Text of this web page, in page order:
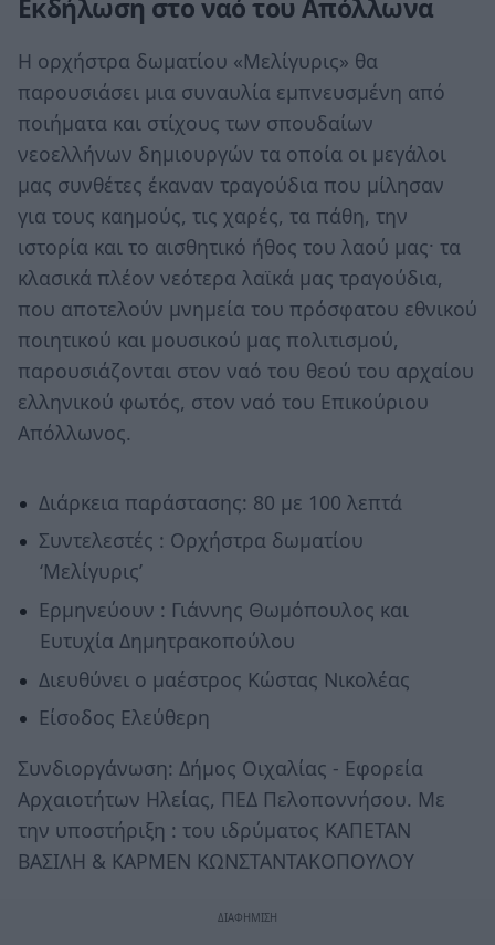
Εκδήλωση στο ναό του Απόλλωνα
Η ορχήστρα δωματίου «Μελίγυρις» θα
παρουσιάσει μια συναυλία εμπνευσμένη από
ποιήματα και στίχους των σπουδαίων
νεοελλήνων δημιουργών τα οποία οι μεγάλοι
μας συνθέτες έκαναν τραγούδια που μίλησαν
για τους καημούς, τις χαρές, τα πάθη, την
ιστορία και το αισθητικό ήθος του λαού μας· τα
κλασικά πλέον νεότερα λαϊκά μας τραγούδια,
που αποτελούν μνημεία του πρόσφατου εθνικού
ποιητικού και μουσικού μας πολιτισμού,
παρουσιάζονται στον ναό του θεού του αρχαίου
ελληνικού φωτός, στον ναό του Επικούριου
Απόλλωνος.
Διάρκεια παράστασης: 80 με 100 λεπτά
Συντελεστές : Ορχήστρα δωματίου
‘Μελίγυρις’
Ερμηνεύουν : Γιάννης Θωμόπουλος και
Ευτυχία Δημητρακοπούλου
Διευθύνει ο μαέστρος Κώστας Νικολέας
Είσοδος Ελεύθερη
Συνδιοργάνωση: Δήμος Οιχαλίας - Εφορεία
Αρχαιοτήτων Ηλείας, ΠΕΔ Πελοποννήσου. Με
την υποστήριξη : του ιδρύματος ΚΑΠΕΤΑΝ
ΒΑΣΙΛΗ & ΚΑΡΜΕΝ ΚΩΝΣΤΑΝΤΑΚΟΠΟΥΛΟΥ